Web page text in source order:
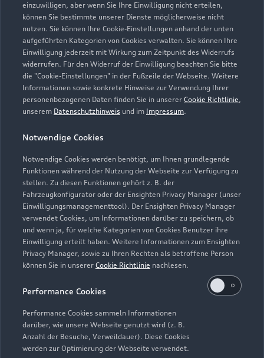
einzuwilligen, aber wenn Sie Ihre Einwilligung nicht erteilen,
können Sie bestimmte unserer Dienste möglicherweise nicht
nutzen. Sie können Ihre Cookie-Einstellungen anhand der unten
aufgeführten Kategorien von Cookies verwalten. Sie können Ihre
Einwilligung jederzeit mit Wirkung zum Zeitpunkt des Widerrufs
widerrufen. Für den Widerruf der Einwilligung beachten Sie bitte
die "Cookie-Einstellungen" in der Fußzeile der Webseite. Weitere
Informationen sowie konkrete Hinweise zur Verwendung Ihrer
personenbezogenen Daten finden Sie in unserer Cookie Richtlinie,
unserem Datenschutzhinweis und im Impressum.
Notwendige Cookies
Notwendige Cookies werden benötigt, um Ihnen grundlegende
Funktionen während der Nutzung der Webseite zur Verfügung zu
stellen. Zu diesen Funktionen gehört z. B. der
Fahrzeugkonfigurator oder der Ensighten Privacy Manager (unser
Einwilligungsmanagementtool). Der Ensighten Privacy Manager
verwendet Cookies, um Informationen darüber zu speichern, ob
und wenn ja, für welche Kategorien von Cookies Benutzer ihre
Einwilligung erteilt haben. Weitere Informationen zum Ensighten
Privacy Manager, sowie zu Ihren Rechten als betroffene Person
können Sie in unserer Cookie Richtlinie nachlesen.
Performance Cookies
Performance Cookies sammeln Informationen
darüber, wie unsere Webseite genutzt wird (z. B.
Anzahl der Besuche, Verweildauer). Diese Cookies
werden zur Optimierung der Webseite verwendet.
Zurück nach oben
Modelle
Alle Modelle
Modelle vergleichen
Elektromodelle
Plug-in-Hybride
Kaufen & leasen
Gebrauchtwagensuche
Gebrauchtwagen
Finanzierung
Service & Zubehör
Audi Services
Garantie
Kundenservice
Über Audi